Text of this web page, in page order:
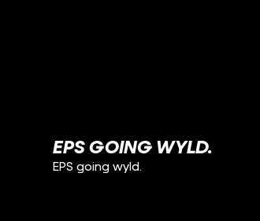
EPS GOING WYLD.
EPS going wyld.